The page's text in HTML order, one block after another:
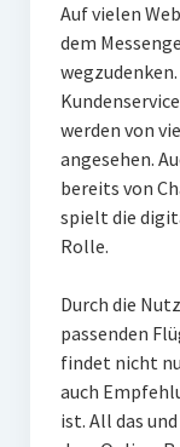
Auf vielen
dem
werden von
angesehen.
bereits von
spielt die
Rolle.
Durch die
passenden
findet nicht
auch
ist. All das